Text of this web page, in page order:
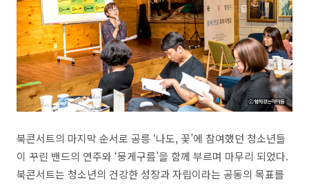
북콘서트의 마지막 순서로 공릉 ‘나도, 꽃’에 참여했던 청소년들
이 꾸린 밴드의 연주와 ‘뭉게구름’을 함께 부르며 마무리 되었다.
북콘서트는 청소년의 건강한 성장과 자립이라는 공동의 목표를